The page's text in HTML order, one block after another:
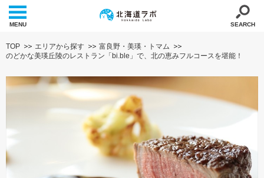
MENU SEARCH
TOP エリアから探す
富良野・美瑛・トマム
のどかな美瑛丘陵のレストラン「bi.ble」で、北の恵みフルコースを堪能！